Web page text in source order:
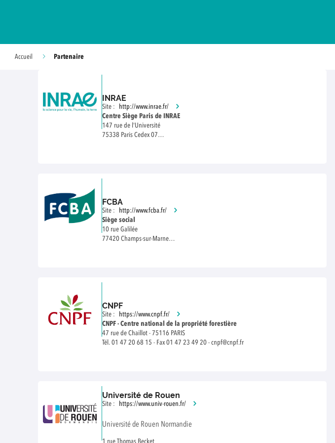
Accueil Partenaire
INRAE
Site :
http://www.inrae.fr/
Centre Siège Paris de INRAE
147 rue de l'Université
75338 Paris Cedex 07
FCBA
Site :
http://www.fcba.fr/
Siège social
10 rue Galilée
77420 Champs-sur-Marne
CNPF
Site :
https://www.cnpf.fr/
CNPF - Centre national de la propriété forestière
47 rue de Chaillot - 75116 PARIS
Tél. 01 47 20 68 15 - Fax 01 47 23 49 20 - cnpf@cnpf.fr
Université de Rouen
Site : https://www.univ-rouen.fr/
Université de Rouen Normandie
1 rue Thomas Becket